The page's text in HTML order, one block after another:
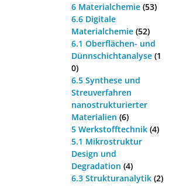
6 Materialchemie (53)
6.6 Digitale
Materialchemie (52)
6.1 Oberflächen- und
Dünnschichtanalyse (1
0)
6.5 Synthese und
Streuverfahren
nanostrukturierter
Materialien (6)
5 Werkstofftechnik (4)
5.1 Mikrostruktur
Design und
Degradation (4)
6.3 Strukturanalytik (2)